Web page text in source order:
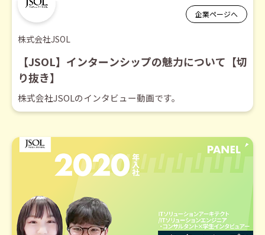
企業ページへ
株式会社JSOL
【JSOL】インターンシップの魅力について【切
り抜き】
株式会社JSOLのインタビュー動画です。